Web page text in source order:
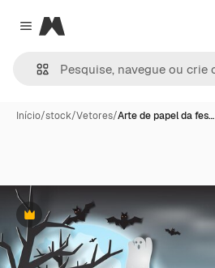
Close menu
Magnific
Início/stock/Vetores/Arte de papel da fes…
Premium